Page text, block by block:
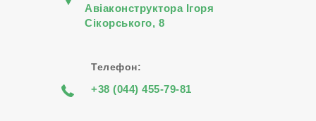
Авіаконструктора Iгоря
Сiкорського, 8
Телефон:
+38 (044) 455-79-81